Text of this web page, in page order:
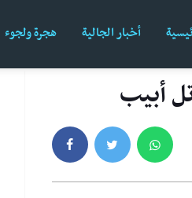
أخبار الجالية هجرة ولجوء
أبيب